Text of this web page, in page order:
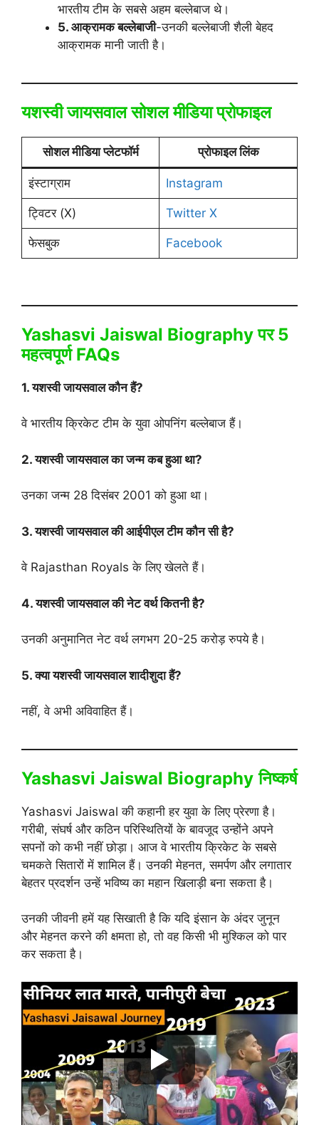
भारतीय टीम के सबसे अहम बल्लेबाज थे।
5. आक्रामक बल्लेबाजी-उनकी बल्लेबाजी शैली बेहद
आक्रामक मानी जाती है।
यशस्वी जायसवाल सोशल मीडिया प्रोफाइल
सोशल मीडिया प्लेटफॉर्म प्रोफाइल लिंक
इंस्टाग्राम Instagram
ट्विटर (X) Twitter X
फेसबुक Facebook
Yashasvi Jaiswal Biographyपर 5
महत्वपूर्ण FAQs
1. यशस्वी जायसवाल कौन हैं?
वे भारतीय क्रिकेट टीम के युवा ओपनिंग बल्लेबाज हैं।
2. यशस्वी जायसवाल का जन्म कब हुआ था?
उनका जन्म 28 दिसंबर 2001 को हुआ था।
3. यशस्वी जायसवाल की आईपीएल टीम कौन सी है?
वे Rajasthan Royals के लिए खेलते हैं।
4. यशस्वी जायसवाल की नेट वर्थ कितनी है?
उनकी अनुमानित नेट वर्थ लगभग 20-25 करोड़ रुपये है।
5. क्या यशस्वी जायसवाल शादीशुदा हैं?
नहीं, वे अभी अविवाहित हैं।
Yashasvi Jaiswal Biography निष्कर्ष
Yashasvi Jaiswal की कहानी हर युवा के लिए प्रेरणा है।
गरीबी, संघर्ष और कठिन परिस्थितियों के बावजूद उन्होंने अपने
सपनों को कभी नहीं छोड़ा। आज वे भारतीय क्रिकेट के सबसे
चमकते सितारों में शामिल हैं। उनकी मेहनत, समर्पण और लगातार
बेहतर प्रदर्शन उन्हें भविष्य का महान खिलाड़ी बना सकता है।
उनकी जीवनी हमें यह सिखाती है कि यदि इंसान के अंदर जुनून
और मेहनत करने की क्षमता हो, तो वह किसी भी मुश्किल को पार
कर सकता है।